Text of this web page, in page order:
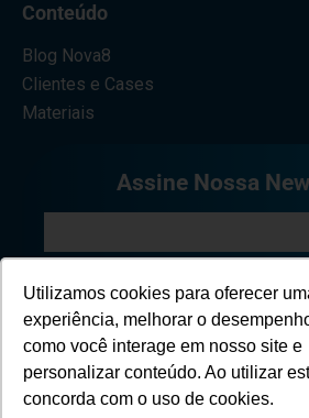
Utilizamos cookies para oferecer
experiência, melhorar o
como você interage em nosso site e
personalizar conteúdo. Ao utilizar
concorda com o uso de cookies.
Conteúdo
Blog Nova8
Clientes e Cases
Materiais
Assine Nossa